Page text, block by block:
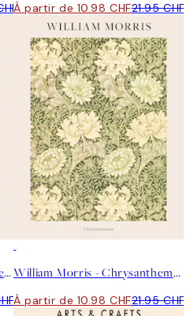
À partir de 10.98 CHF21.95 CHF
William Morris - Fruit or Pomegranate Affiche William Morris - Chrysanthemum Affiche
À partir de 10.98 CHF21.95 CHF